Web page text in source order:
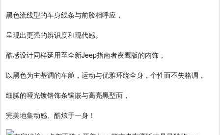
黑色流线型的车身线条与前脸相呼应，
呈现出更强的辨识度和现代感。
酷感设计同样延用至全新Jeep指南者夜鹰版的内饰，
以黑色为主基调的车舱，运动与优雅环绕全身，个性而不失格调，
细腻的哑光镀铬饰条镶嵌与高亮黑型面，
完美地集动感、酷炫于一身！